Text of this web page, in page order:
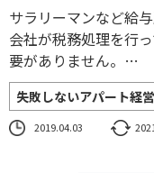
サラリーマンなど給
会社が税務処理を行
要がありません。…
失敗しないアパート経営
2019.04.03